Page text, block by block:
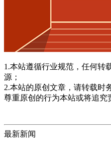
1.本站遵循行业规范，任何转
源；
2.本站的原创文章，请转载时
尊重原创的行为本站或将追究
最新新闻